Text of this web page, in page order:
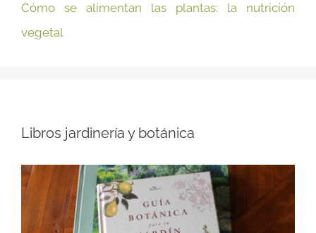
Cómo se alimentan las plantas: la nutrición
vegetal
Libros jardinería y botánica